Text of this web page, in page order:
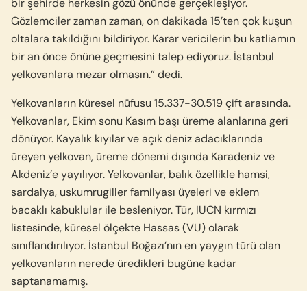
bir şehirde herkesin gözü önünde gerçekleşiyor.
Gözlemciler zaman zaman, on dakikada 15’ten çok kuşun
oltalara takıldığını bildiriyor. Karar vericilerin bu katliamın
bir an önce önüne geçmesini talep ediyoruz. İstanbul
yelkovanlara mezar olmasın.” dedi.
Yelkovanların küresel nüfusu 15.337-30.519 çift arasında.
Yelkovanlar, Ekim sonu Kasım başı üreme alanlarına geri
dönüyor. Kayalık kıyılar ve açık deniz adacıklarında
üreyen yelkovan, üreme dönemi dışında Karadeniz ve
Akdeniz’e yayılıyor. Yelkovanlar, balık özellikle hamsi,
sardalya, uskumrugiller familyası üyeleri ve eklem
bacaklı kabuklular ile besleniyor. Tür, IUCN kırmızı
listesinde, küresel ölçekte Hassas (VU) olarak
sınıflandırılıyor. İstanbul Boğazı’nın en yaygın türü olan
yelkovanların nerede üredikleri bugüne kadar
saptanamamış.